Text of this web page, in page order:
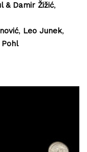
& Damir Žižić,
, Leo Junek,